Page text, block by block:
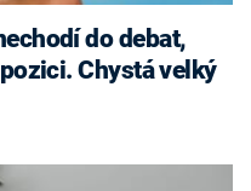
do debat,
Chystá velký